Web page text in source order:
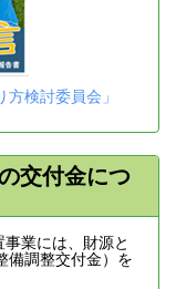
検討委員会」
交付金につ
業には、財源と
備調整交付金）を